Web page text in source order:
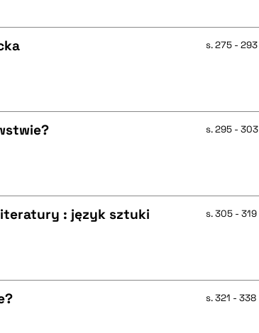
s. 275 - 293
s. 295 - 303
: język sztuki s. 305 - 319
s. 321 - 338